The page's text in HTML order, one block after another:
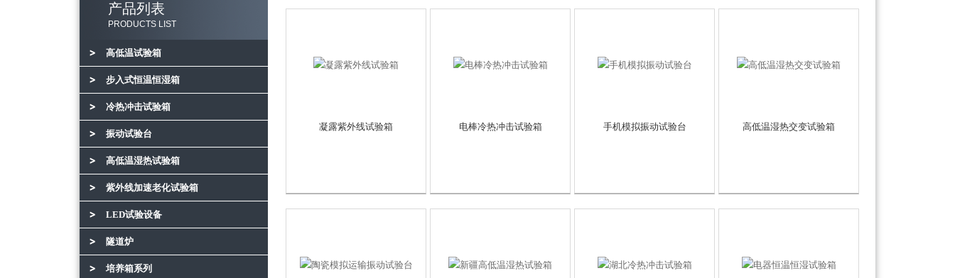
产品列表
PRODUCTS LIST
高低温试验箱
步入式恒温恒湿箱
冷热冲击试验箱
振动试验台
高低温湿热试验箱
紫外线加速老化试验箱
LED试验设备
隧道炉
培养箱系列
凝露紫外线试验箱 电棒冷热冲击试验箱 手机模拟振动试验台 高低温湿热交变试验箱